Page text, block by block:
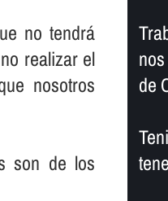
no tendrá
realizar el
nosotros
son de los
de